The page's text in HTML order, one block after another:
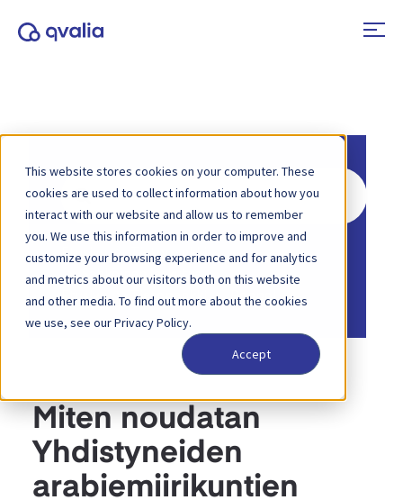
This website stores cookies on your computer. These
cookies are used to collect information about how you
interact with our website and allow us to remember
you. We use this information in order to improve and
customize your browsing experience and for analytics
and metrics about our visitors both on this website
and other media. To find out more about the cookies
we use, see our Privacy Policy.
Accept
Hae
Etusivu
Tietopankki
Sähköinen laskutus
Etusivu
Tietopankki Peppol
Miten noudatan
Yhdistyneiden
arabiemiirikuntien